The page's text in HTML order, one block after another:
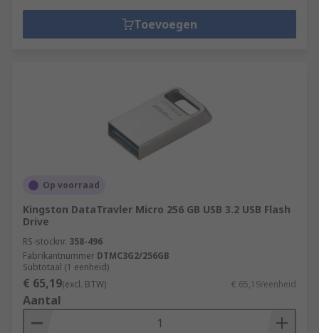
Toevoegen
Op voorraad
Kingston DataTravler Micro 256 GB USB 3.2 USB Flash
Drive
RS-stocknr. 358-496
Fabrikantnummer DTMC3G2/256GB
Subtotaal (1 eenheid)
€ 65,19(excl. BTW) € 65,19/eenheid
Aantal